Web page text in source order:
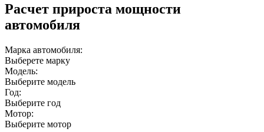
Расчет прироста мощности
автомобиля
Марка автомобиля:
Выберете марку
Модель:
Выберите модель
Год:
Выберите год
Мотор:
Выберите мотор